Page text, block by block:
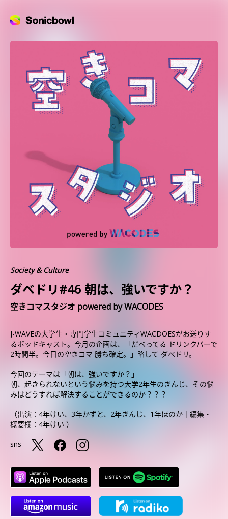
Society & Culture
ダべドリ#46 朝は、強いですか？
空きコマスタジオ powered by WACODES
J-WAVEの大学生・専門学生コミュニティWACDOESがお送りす
るポッドキャスト。今月の企画は、「だべってる ドリンクバーで
2時間半。今日の空きコマ 勝ち確定。」略して ダベドリ。
今回のテーマは「朝は、強いですか？」
朝、起きられないという悩みを持つ大学2年生のぎんじ、その悩
みはどうすれば解決することができるのか？？？
（出演：4年けい、3年かずと、2年ぎんじ、1年ほのか｜編集・
概要欄：4年けい ）
sns